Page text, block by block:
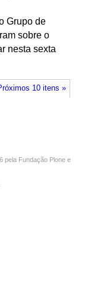
Grupo de
sobre o
nesta sexta
10 itens »
pela Fundação Plone e